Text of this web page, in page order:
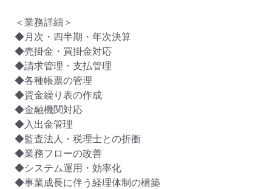
＜業務詳細＞
◆月次・四半期・年次決算
◆売掛金・買掛金対応
◆請求管理・支払管理
◆各種帳票の管理
◆資金繰り表の作成
◆金融機関対応
◆入出金管理
◆監査法人・税理士との折衝
◆業務フローの改善
◆システム運用・効率化
◆事業成長に伴う経理体制の構築